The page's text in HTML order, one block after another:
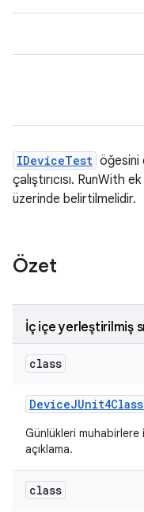
IDeviceTest öğesini
çalıştırıcısı. RunWith
üzerinde belirtilmelidir.
Özet
İç içe yerleştirilmiş
class
DeviceJUnit4Class
Günlükleri
açıklama.
class